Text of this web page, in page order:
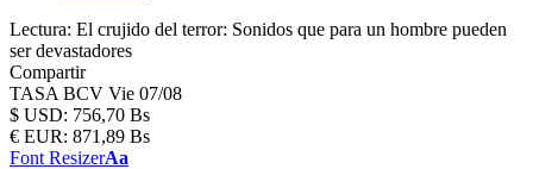
Lectura: El crujido del terror: Sonidos que para un hombre pueden
ser devastadores
Compartir
TASA BCV Vie 07/08
$ USD: 756,70 Bs
€ EUR: 871,89 Bs
Font ResizerAa